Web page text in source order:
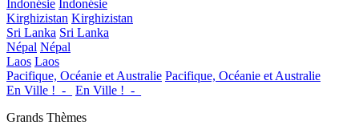
Indonésie Indonésie
Kirghizistan Kirghizistan
Sri Lanka Sri Lanka
Népal Népal
Laos Laos
Pacifique, Océanie et Australie Pacifique, Océanie et Australie
En Ville !_-_
En Ville !_-_
Grands Thèmes